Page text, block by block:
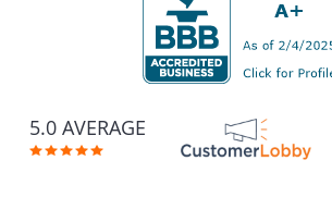
5.0 AVERAGE